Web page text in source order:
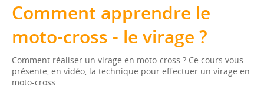
Comment apprendre le
moto-cross - le virage ?
Comment réaliser un virage en moto-cross ? Ce cours vous
présente, en vidéo, la technique pour effectuer un virage en
moto-cross.